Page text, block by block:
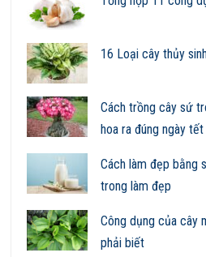
16 Loại cây thủy
Cách trồng cây sứ
hoa ra đúng ngày tết
Cách làm đẹp bằng
trong làm đẹp
Công dụng của cây
phải biết